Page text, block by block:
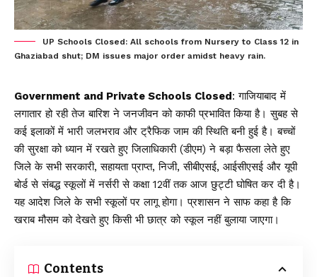
UP Schools Closed: All schools from Nursery to Class 12 in
Ghaziabad shut; DM issues major order amidst heavy rain.
Government and Private Schools Closed:गाजियाबाद में
लगातार हो रही तेज बारिश ने जनजीवन को काफी प्रभावित किया है। सुबह से
कई इलाकों में भारी जलभराव और ट्रैफिक जाम की स्थिति बनी हुई है। बच्चों
की सुरक्षा को ध्यान में रखते हुए जिलाधिकारी (डीएम) ने बड़ा फैसला लेते हुए
जिले के सभी सरकारी, सहायता प्राप्त, निजी, सीबीएसई, आईसीएसई और यूपी
बोर्ड से संबद्ध स्कूलों में नर्सरी से कक्षा 12वीं तक आज छुट्टी घोषित कर दी है।
यह आदेश जिले के सभी स्कूलों पर लागू होगा। प्रशासन ने साफ कहा है कि
खराब मौसम को देखते हुए किसी भी छात्र को स्कूल नहीं बुलाया जाएगा।
Contents